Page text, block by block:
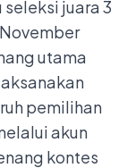
juara 3
utama
pemilihan
akun
kontes